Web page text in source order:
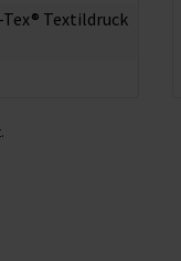
Textildruck